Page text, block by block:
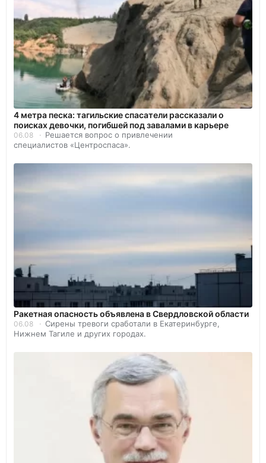
4 метра песка: тагильские спасатели рассказали о
поисках девочки, погибшей под завалами в карьере
06.08
Решается вопрос о привлечении
специалистов «Центроспаса».
️Ракетная опасность объявлена в Свердловской области
06.08
Сирены тревоги сработали в Екатеринбурге,
Нижнем Тагиле и других городах.